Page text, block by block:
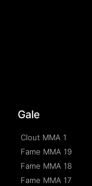
Gale
Clout MMA 1
Fame MMA 19
Fame MMA 18
Fame MMA 17